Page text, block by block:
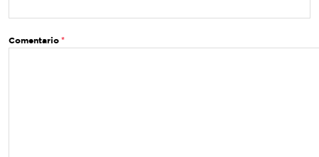
Comentario